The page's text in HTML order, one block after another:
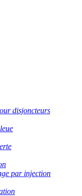
disjoncteurs
par injection